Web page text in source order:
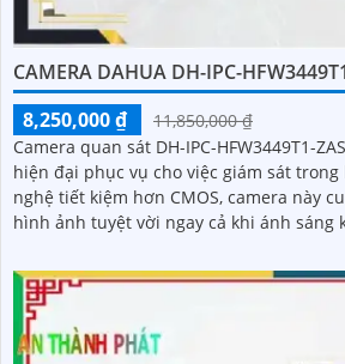
CAMERA DAHUA DH-IPC-
8,250,000 ₫
11,850,000 ₫
Camera quan sát DH-IPC-HFW3449T1-
hiện đại phục vụ cho việc giám sát trong ban
nghệ tiết kiệm hơn CMOS, camera này
hình ảnh tuyệt vời ngay cả khi ánh sáng